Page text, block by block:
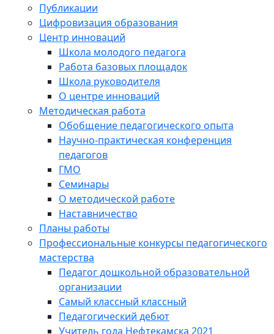
Публикации
Цифровизация образования
Центр инноваций
Школа молодого педагога
Работа базовых площадок
Школа руководителя
О центре инноваций
Методическая работа
Обобщение педагогического опыта
Научно-практическая конференция
педагогов
ГМО
Семинары
О методической работе
Наставничество
Планы работы
Профессиональные конкурсы педагогического
мастерства
Педагог дошкольной образовательной
организации
Самый классный классный
Педагогический дебют
Учитель года Нефтекамска 2021